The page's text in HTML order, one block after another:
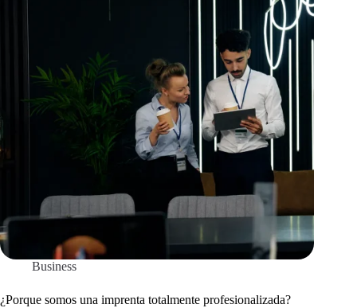
Business
¿Porque somos una imprenta totalmente profesionalizada?